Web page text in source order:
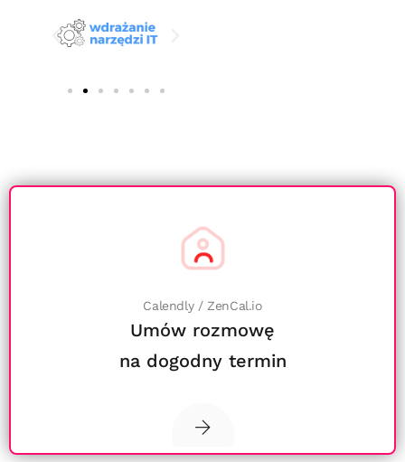
Calendly / ZenCal.io
Umów rozmowę
na dogodny termin